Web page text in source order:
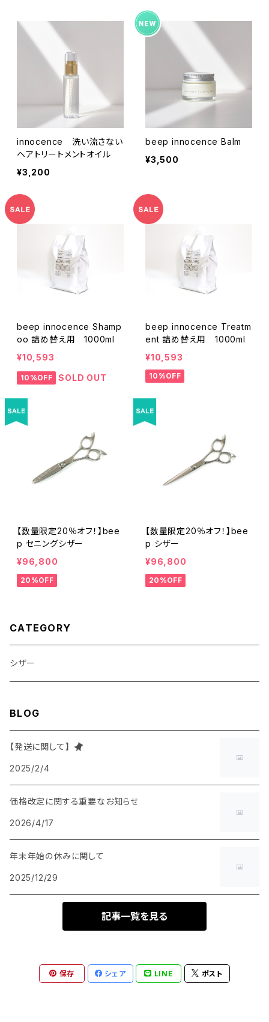
innocence 洗い流さない
ヘアトリートメントオイル
¥3,200
beep innocence Balm
¥3,500
beep innocence Shamp
oo 詰め替え用 1000ml
¥10,593
10%OFF SOLD OUT
beep innocence Treatm
ent 詰め替え用 1000ml
¥10,593
10%OFF
【数量限定20％オフ！】bee
p セニングシザー
¥96,800
20%OFF
【数量限定20％オフ！】bee
p シザー
¥96,800
20%OFF
CATEGORY
シザー
BLOG
【発送に関して】
2025/2/4
価格改定に関する重要なお知らせ
2026/4/17
年末年始の休みに関して
2025/12/29
記事一覧を見る
保存 シェア LINE ポスト